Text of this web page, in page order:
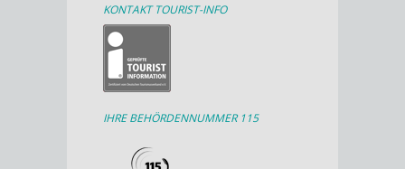
KONTAKT TOURIST-INFO
IHRE BEHÖRDENNUMMER 115